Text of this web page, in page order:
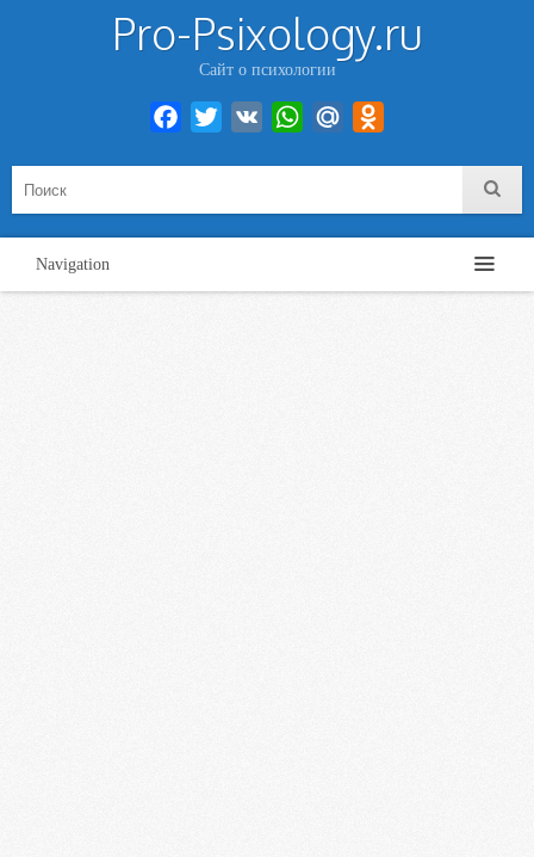
Pro-Psixology.ru
Сайт о психологии
Facebook
Twitter VK WhatsAppMail.Ru
Navigation